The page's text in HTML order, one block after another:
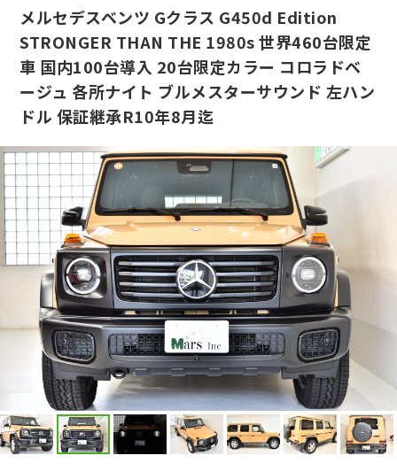
メルセデスベンツ Gクラス G450d Edition
STRONGER THAN THE 1980s 世界460台限定
車 国内100台導入 20台限定カラー コロラドベ
ージュ 各所ナイト ブルメスターサウンド 左ハン
ドル 保証継承R10年8月迄